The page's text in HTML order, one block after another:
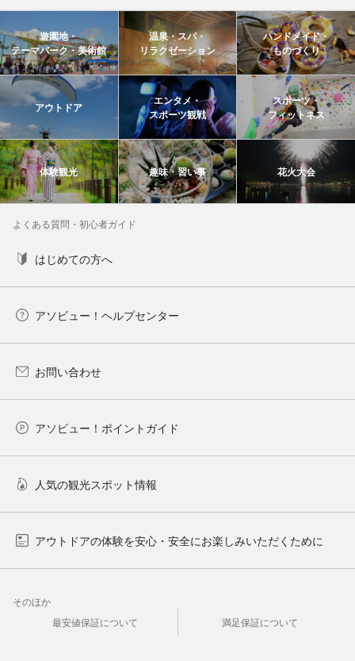
遊園地・
テーマパーク・美術館
温泉・スパ・
リラクゼーション
ハンドメイド・
ものづくり
アウトドア
エンタメ・
スポーツ観戦
スポーツ・
フィットネス
体験観光 趣味・習い事 花火大会
よくある質問・初心者ガイド
はじめての方へ
アソビュー！ヘルプセンター
お問い合わせ
アソビュー！ポイントガイド
人気の観光スポット情報
アウトドアの体験を安心・安全にお楽しみいただくために
そのほか
最安値保証について
満足保証について